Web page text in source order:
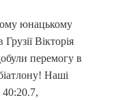
юнацькому
Вікторія
перемогу в
Наші
40:20.7,